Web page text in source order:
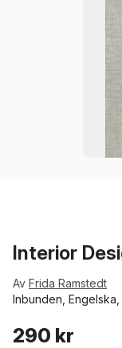
Interior
Av Frida Ramstedt
Inbunden,
290 kr